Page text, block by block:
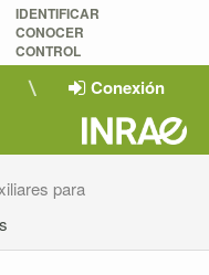
IDENTIFICAR
CONOCER
CONTROL
Conexión
para